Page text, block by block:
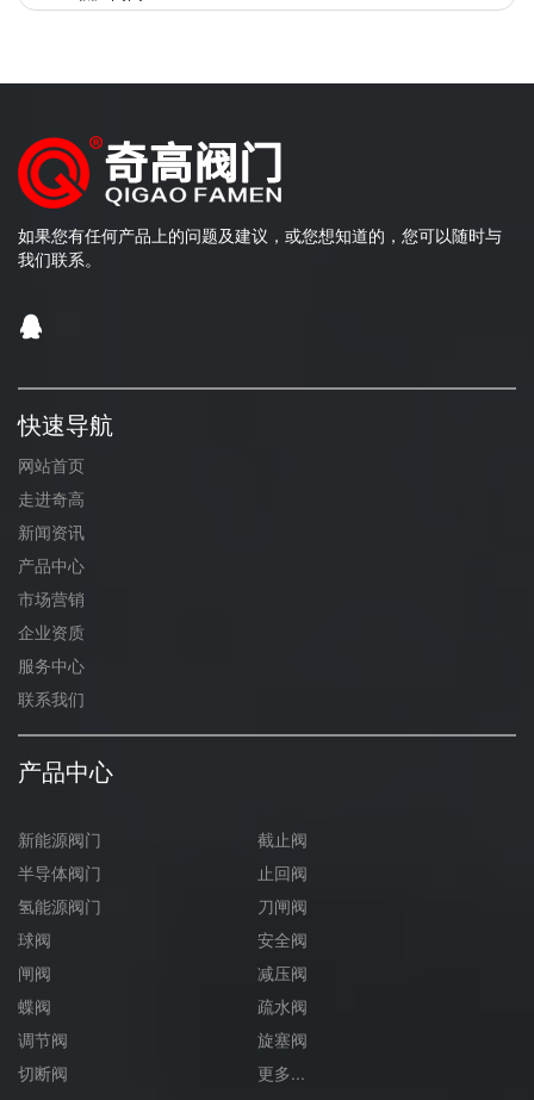
如果您有任何产品上的问题及建议，或您想知道的，您可以随时与
我们联系。
快速导航
网站首页
走进奇高
新闻资讯
产品中心
市场营销
企业资质
服务中心
联系我们
产品中心
新能源阀门
半导体阀门
氢能源阀门
球阀
闸阀
蝶阀
调节阀
切断阀
截止阀
止回阀
刀闸阀
安全阀
减压阀
疏水阀
旋塞阀
更多...